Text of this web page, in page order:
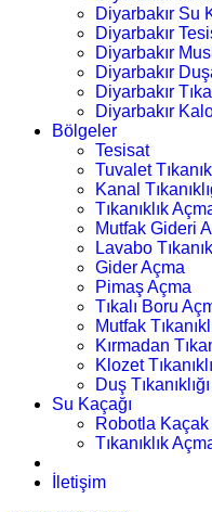
Diyarbakır Su
Diyarbakır
Diyarbakır
Diyarbakır
Diyarbakır
Diyarbakır
Bölgeler
Tesisat
Tuvalet
Kanal
Tıkanıklık
Mutfak Gideri
Lavabo
Gider Açma
Pimaş Açma
Tıkalı Boru
Mutfak
Kırmadan
Klozet
Duş
Su Kaçağı
Robotla
Tıkanıklık
İletişim